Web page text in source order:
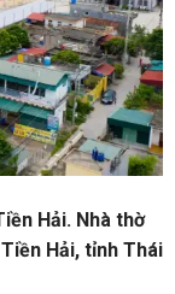
Hải. Nhà thờ
Hải, tỉnh Thái